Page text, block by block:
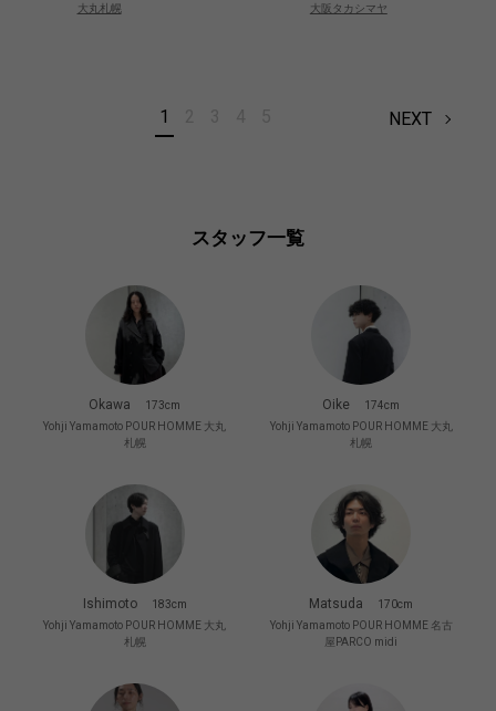
大丸札幌
大阪タカシマヤ
1 NEXT
スタッフ一覧
Okawa
173cm
Yohji Yamamoto POUR HOMME 大丸
札幌
Oike
174cm
Yohji Yamamoto POUR HOMME 大丸
札幌
Ishimoto
183cm
Yohji Yamamoto POUR HOMME 大丸
札幌
Matsuda
170cm
Yohji Yamamoto POUR HOMME 名古
屋PARCO midi